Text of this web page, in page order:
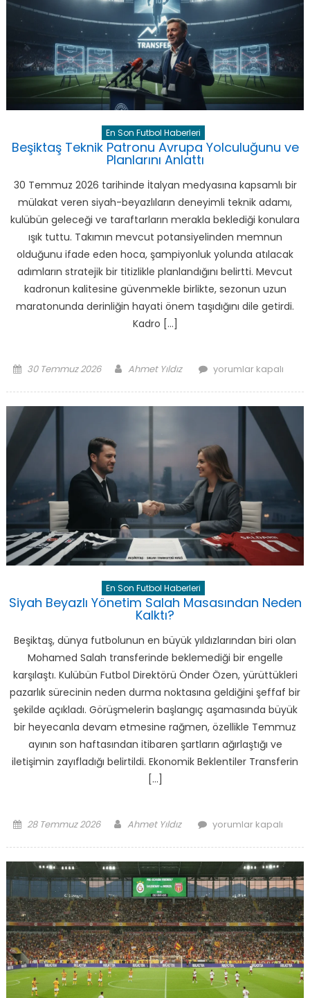
Milyon
Euro
Gözden
Çıkarıldı
için
En Son Futbol Haberleri
Beşiktaş Teknik Patronu Avrupa Yolculuğunu ve
Planlarını Anlattı
30 Temmuz 2026 tarihinde İtalyan medyasına kapsamlı bir
mülakat veren siyah-beyazlıların deneyimli teknik adamı,
kulübün geleceği ve taraftarların merakla beklediği konulara
ışık tuttu. Takımın mevcut potansiyelinden memnun
olduğunu ifade eden hoca, şampiyonluk yolunda atılacak
adımların stratejik bir titizlikle planlandığını belirtti. Mevcut
kadronun kalitesine güvenmekle birlikte, sezonun uzun
maratonunda derinliğin hayati önem taşıdığını dile getirdi.
Kadro […]
Posted
30 Temmuz 2026 Author
Ahmet Yıldız
Beşiktaş
Yolculuğunu
ve
Planlarını
Anlattı
için
yorumlar kapalı
En Son Futbol Haberleri
Siyah Beyazlı Yönetim Salah Masasından Neden
Kalktı?
Beşiktaş, dünya futbolunun en büyük yıldızlarından biri olan
Mohamed Salah transferinde beklemediği bir engelle
karşılaştı. Kulübün Futbol Direktörü Önder Özen, yürüttükleri
pazarlık sürecinin neden durma noktasına geldiğini şeffaf bir
şekilde açıkladı. Görüşmelerin başlangıç aşamasında büyük
bir heyecanla devam etmesine rağmen, özellikle Temmuz
ayının son haftasından itibaren şartların ağırlaştığı ve
iletişimin zayıfladığı belirtildi. Ekonomik Beklentiler Transferin
[…]
Posted
28 Temmuz 2026 Author
Ahmet Yıldız
Siyah
Masasından
Neden
Kalktı?
için
yorumlar kapalı